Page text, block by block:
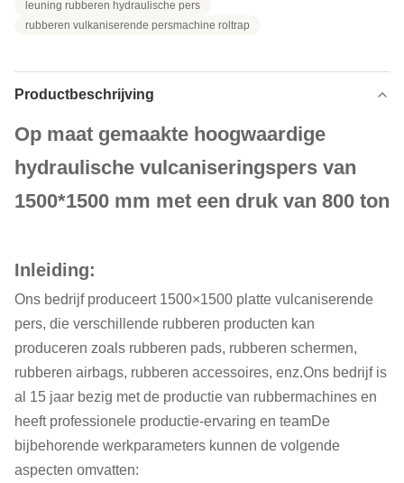
leuning rubberen hydraulische pers
rubberen vulkaniserende persmachine roltrap
Productbeschrijving
Op maat gemaakte hoogwaardige
hydraulische vulcaniseringspers van
1500*1500 mm met een druk van 800 ton
Inleiding:
Ons bedrijf produceert 1500×1500 platte vulcaniserende
pers, die verschillende rubberen producten kan
produceren zoals rubberen pads, rubberen schermen,
rubberen airbags, rubberen accessoires, enz.Ons bedrijf is
al 15 jaar bezig met de productie van rubbermachines en
heeft professionele productie-ervaring en teamDe
bijbehorende werkparameters kunnen de volgende
aspecten omvatten: